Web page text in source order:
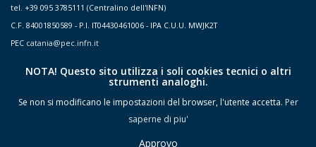
tel. +39 095 3785111 (Centralino dell'INFN)
C.F. 84001850589 - P.I. IT04430461006 - IPA C.U.U. MWJK2T
PEC catania@pec.infn.it
NOTA! Questo sito utilizza i soli cookies tecnici o altri
strumenti analoghi.
Se non si modificano le impostazioni del browser, l'utente accetta. Per
saperne di piu'
Approvo